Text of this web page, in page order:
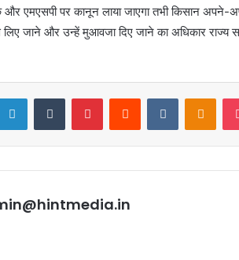
और एमएसपी पर कानून लाया जाएगा तभी किसान अपने-
जाने और उन्हें मुआवजा दिए जाने का अधिकार राज्य
LinkedInTumblr PinterestReddit VKontakte